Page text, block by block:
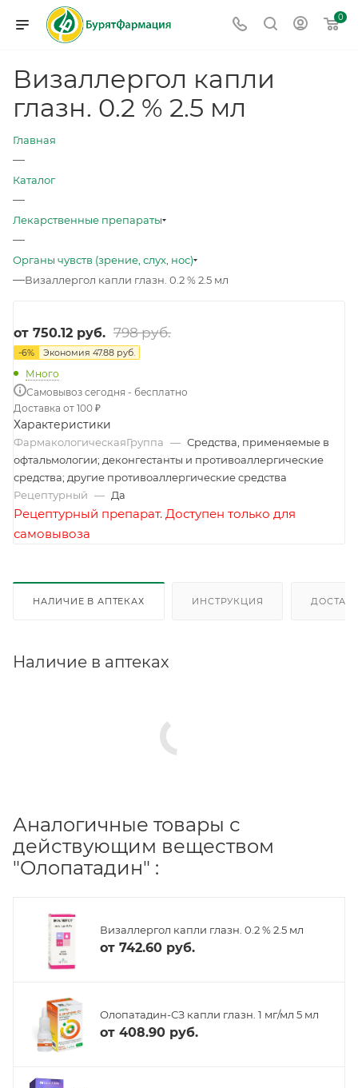
0
Визаллергол капли
глазн. 0.2 % 2.5 мл
Главная
—
Каталог
—
Лекарственные препараты
—
Органы чувств (зрение, слух, нос)
—Визаллергол капли глазн. 0.2 % 2.5 мл
от 750.12 руб. 798 руб.
-6% Экономия 47.88 руб.
Много
Самовывоз сегодня - бесплатно
Доставка от 100 ₽
Характеристики
ФармакологическаяГруппа — Средства, применяемые в
офтальмологии; деконгестанты и противоаллергические
средства; другие противоаллергические средства
Рецептурный — Да
Рецептурный препарат. Доступен только для
самовывоза
НАЛИЧИЕ В АПТЕКАХ ИНСТРУКЦИЯ
Наличие в аптеках
Аналогичные товары с
действующим веществом
"Олопатадин" :
Визаллергол капли глазн. 0.2 % 2.5 мл
от 742.60 руб.
Олопатадин-СЗ капли глазн. 1 мг/мл 5 мл
от 408.90 руб.